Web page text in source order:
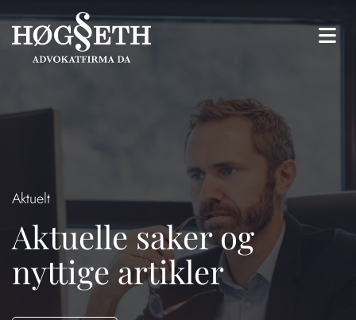
Aktuelt
Aktuelle saker og
nyttige artikler